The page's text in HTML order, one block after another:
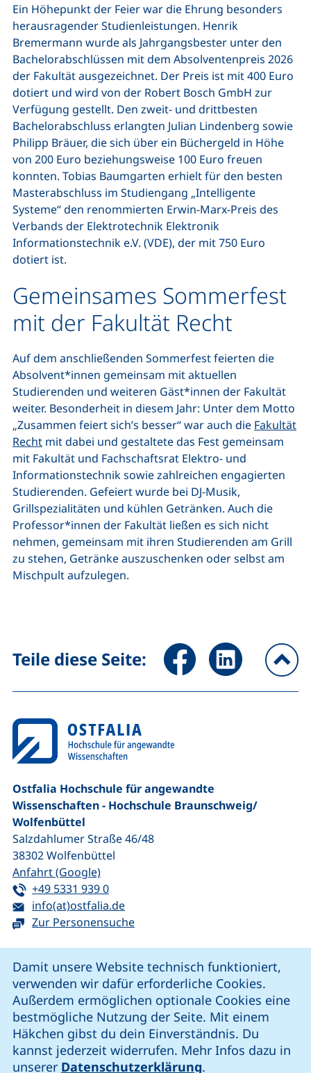
Damit unsere Website technisch funktioniert,
verwenden wir dafür erforderliche Cookies.
Außerdem ermöglichen optionale Cookies eine
bestmögliche Nutzung der Seite. Mit einem
Häkchen gibst du dein Einverständnis. Du
kannst jederzeit widerrufen. Mehr Infos dazu in
unserer Datenschutzerklärung.
Ein Höhepunkt der Feier war die Ehrung besonders
herausragender Studienleistungen. Henrik
Bremermann wurde als Jahrgangsbester unter den
Bachelorabschlüssen mit dem Absolventenpreis 2026
der Fakultät ausgezeichnet. Der Preis ist mit 400 Euro
dotiert und wird von der Robert Bosch GmbH zur
Verfügung gestellt. Den zweit- und drittbesten
Bachelorabschluss erlangten Julian Lindenberg sowie
Philipp Bräuer, die sich über ein Büchergeld in Höhe
von 200 Euro beziehungsweise 100 Euro freuen
konnten. Tobias Baumgarten erhielt für den besten
Masterabschluss im Studiengang „Intelligente
Systeme“ den renommierten Erwin-Marx-Preis des
Verbands der Elektrotechnik Elektronik
Informationstechnik e.V. (VDE), der mit 750 Euro
dotiert ist.
Gemeinsames Sommerfest
mit der Fakultät Recht
Auf dem anschließenden Sommerfest feierten die
Absolvent*innen gemeinsam mit aktuellen
Studierenden und weiteren Gäst*innen der Fakultät
weiter. Besonderheit in diesem Jahr: Unter dem Motto
„Zusammen feiert sich’s besser“ war auch die Fakultät
Recht mit dabei und gestaltete das Fest gemeinsam
mit Fakultät und Fachschaftsrat Elektro- und
Informationstechnik sowie zahlreichen engagierten
Studierenden. Gefeiert wurde bei DJ-Musik,
Grillspezialitäten und kühlen Getränken. Auch die
Professor*innen der Fakultät ließen es sich nicht
nehmen, gemeinsam mit ihren Studierenden am Grill
zu stehen, Getränke auszuschenken oder selbst am
Mischpult aufzulegen.
Teile diese Seite: Seite über Facebook teilen
Seite über
Ostfalia Hochschule für angewandte
Wissenschaften - Hochschule Braunschweig/​
Wolfenbüttel
Salzdahlumer Straße 46/48
38302Wolfenbüttel
Anfahrt (Google)(externer Link, öffnet neues Fenster)
Tel:
+49 5331 939 0(startet einen Telefonanruf, wenn Ihr
E-Mail:
info(at)ostfalia.de(öffnet Ihr E-Mail-Programm)
Zur Personensuche
unsere Facebook-Seite (externer Link, öffnet neues
unsere LinkedIn-Seite (externer Link, öffnet
unsere Instagram-Seite (externer Link,
unsere YouTube-Seite (externer
Cookie-Einstellungen
Impressum